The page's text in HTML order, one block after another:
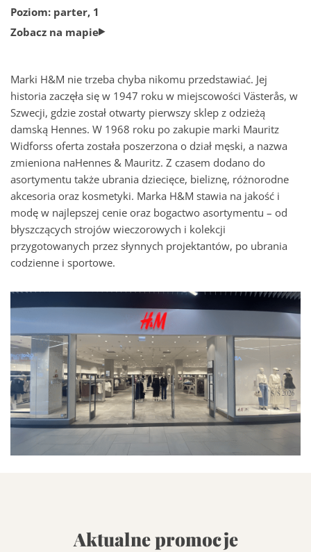
Sala konferencyjna
Szukaj
Poziom: parter, 1
Zobacz na mapie
Marki H&M nie trzeba chyba nikomu przedstawiać. Jej
historia zaczęła się w 1947 roku w miejscowości Västerås, w
Szwecji, gdzie został otwarty pierwszy sklep z odzieżą
damską Hennes. W 1968 roku po zakupie marki Mauritz
Widforss oferta została poszerzona o dział męski, a nazwa
zmieniona naHennes & Mauritz. Z czasem dodano do
asortymentu także ubrania dziecięce, bieliznę, różnorodne
akcesoria oraz kosmetyki. Marka H&M stawia na jakość i
modę w najlepszej cenie oraz bogactwo asortymentu – od
błyszczących strojów wieczorowych i kolekcji
przygotowanych przez słynnych projektantów, po ubrania
codzienne i sportowe.
Aktualne promocje